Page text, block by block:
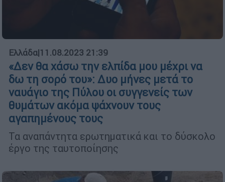
Ελλάδα|11.08.2023 21:39
«Δεν θα χάσω την ελπίδα μου μέχρι να
δω τη σορό του»: Δυο μήνες μετά το
ναυάγιο της Πύλου οι συγγενείς των
θυμάτων ακόμα ψάχνουν τους
αγαπημένους τους
Τα αναπάντητα ερωτηματικά και το δύσκολο
έργο της ταυτοποίησης